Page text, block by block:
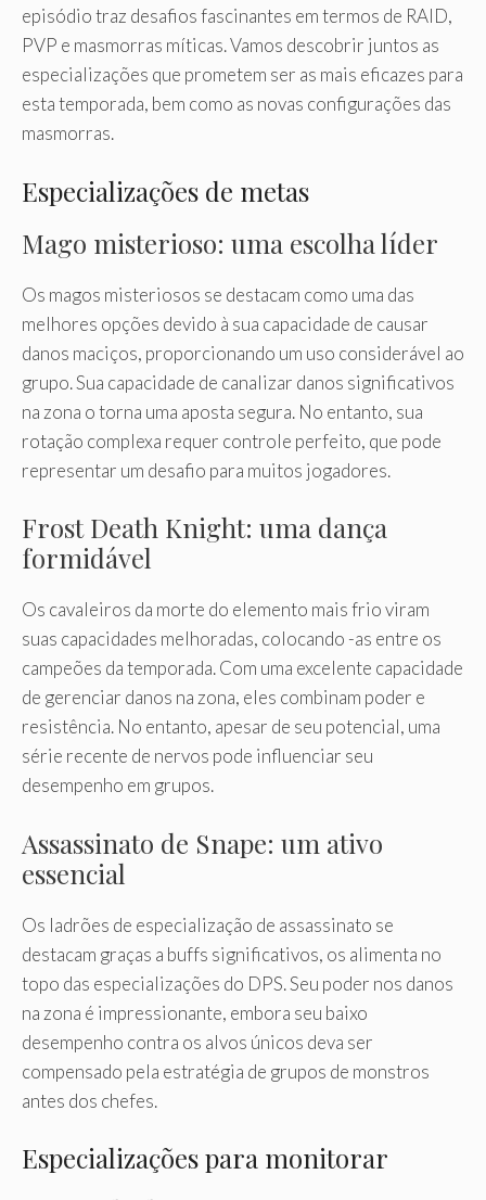
episódio traz desafios fascinantes em termos de RAID,
PVP e masmorras míticas. Vamos descobrir juntos as
especializações que prometem ser as mais eficazes para
esta temporada, bem como as novas configurações das
masmorras.
Especializações de metas
Mago misterioso: uma escolha líder
Os magos misteriosos se destacam como uma das
melhores opções devido à sua capacidade de causar
danos maciços, proporcionando um uso considerável ao
grupo. Sua capacidade de canalizar danos significativos
na zona o torna uma aposta segura. No entanto, sua
rotação complexa requer controle perfeito, que pode
representar um desafio para muitos jogadores.
Frost Death Knight: uma dança
formidável
Os cavaleiros da morte do elemento mais frio viram
suas capacidades melhoradas, colocando -as entre os
campeões da temporada. Com uma excelente capacidade
de gerenciar danos na zona, eles combinam poder e
resistência. No entanto, apesar de seu potencial, uma
série recente de nervos pode influenciar seu
desempenho em grupos.
Assassinato de Snape: um ativo
essencial
Os ladrões de especialização de assassinato se
destacam graças a buffs significativos, os alimenta no
topo das especializações do DPS. Seu poder nos danos
na zona é impressionante, embora seu baixo
desempenho contra os alvos únicos deva ser
compensado pela estratégia de grupos de monstros
antes dos chefes.
Especializações para monitorar